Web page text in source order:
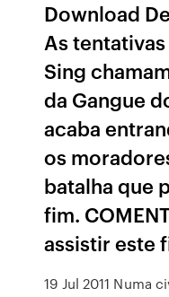
Download
As
Sing
da Gangue
acaba
os
batalha que
fim.
assistir este
19 Jul 2011 Numa